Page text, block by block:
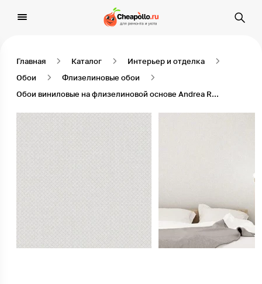
Главная Каталог
Интерьер и отделка
Обои
Флизелиновые обои
Обои виниловые на флизелиновой основе Andrea Rossi Nisida 54331-3, 1,06*10 м